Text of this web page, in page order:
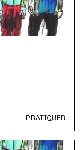
PRATIQUER